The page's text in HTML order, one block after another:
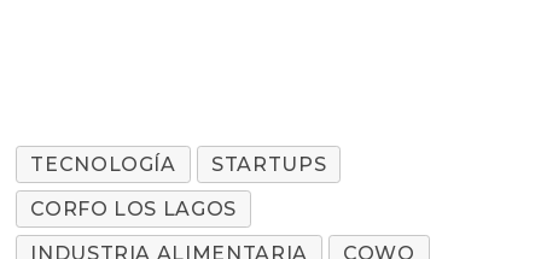
TECNOLOGÍA
STARTUPS
CORFO LOS LAGOS
INDUSTRIA ALIMENTARIA
COWO